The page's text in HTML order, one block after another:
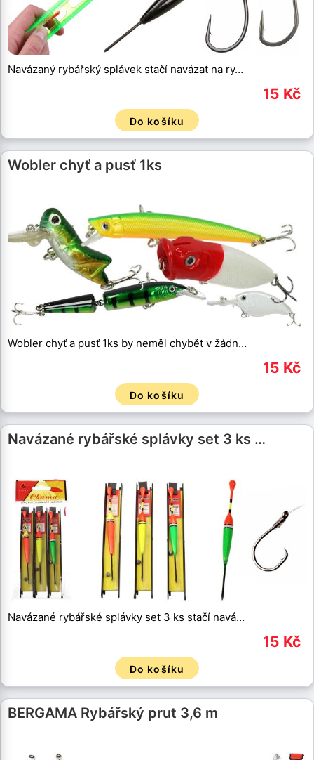
Navázaný rybářský splávek stačí navázat na ry…
15 Kč
Do košíku
Wobler chyť a pusť 1ks
Wobler chyť a pusť 1ks by neměl chybět v žádn…
15 Kč
Do košíku
Navázané rybářské splávky set 3 ks …
Navázané rybářské splávky set 3 ks stačí navá…
15 Kč
Do košíku
BERGAMA Rybářský prut 3,6 m